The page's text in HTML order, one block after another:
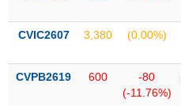
CVIC2607 3,380 (0.00%)
CVPB2619 600
-80
(-11.76%)
TIN